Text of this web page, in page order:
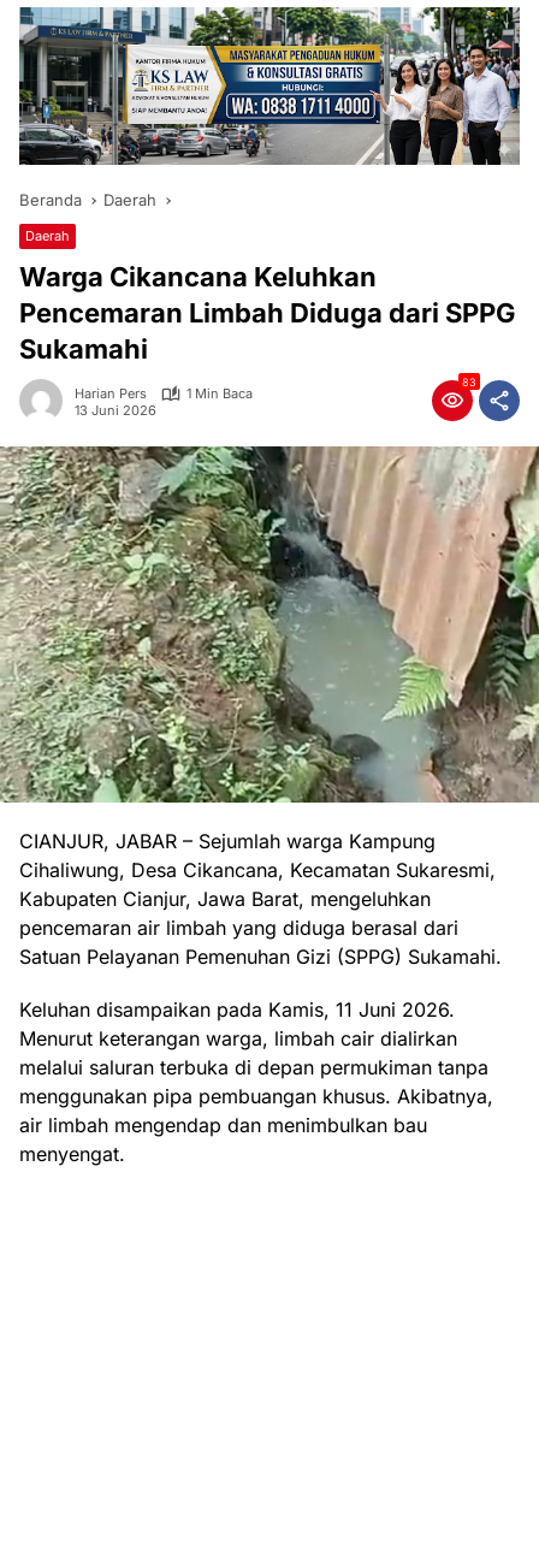
Beranda Daerah
Daerah
Warga Cikancana Keluhkan
Pencemaran Limbah Diduga dari SPPG
Sukamahi
Harian Pers
1 Min Baca
13 Juni 2026
83
CIANJUR, JABAR – Sejumlah warga Kampung
Cihaliwung, Desa Cikancana, Kecamatan Sukaresmi,
Kabupaten Cianjur, Jawa Barat, mengeluhkan
pencemaran air limbah yang diduga berasal dari
Satuan Pelayanan Pemenuhan Gizi (SPPG) Sukamahi.
Keluhan disampaikan pada Kamis, 11 Juni 2026.
Menurut keterangan warga, limbah cair dialirkan
melalui saluran terbuka di depan permukiman tanpa
menggunakan pipa pembuangan khusus. Akibatnya,
air limbah mengendap dan menimbulkan bau
menyengat.